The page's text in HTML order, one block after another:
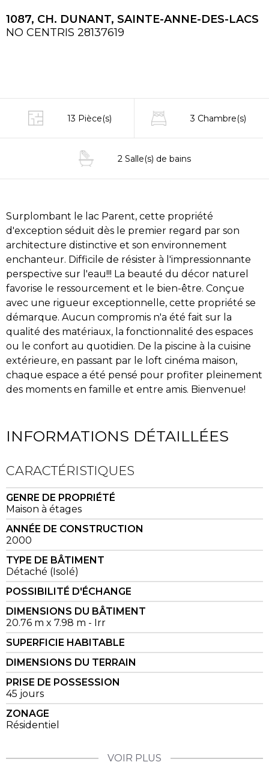
1087, CH. DUNANT, SAINTE-ANNE-DES-LACS
NO CENTRIS 28137619
13 Pièce(s) 3 Chambre(s)
2 Salle(s) de bains
Surplombant le lac Parent, cette propriété
d'exception séduit dès le premier regard par son
architecture distinctive et son environnement
enchanteur. Difficile de résister à l'impressionnante
perspective sur l'eau!!! La beauté du décor naturel
favorise le ressourcement et le bien-être. Conçue
avec une rigueur exceptionnelle, cette propriété se
démarque. Aucun compromis n'a été fait sur la
qualité des matériaux, la fonctionnalité des espaces
ou le confort au quotidien. De la piscine à la cuisine
extérieure, en passant par le loft cinéma maison,
chaque espace a été pensé pour profiter pleinement
des moments en famille et entre amis. Bienvenue!
INFORMATIONS DÉTAILLÉES
CARACTÉRISTIQUES
GENRE DE PROPRIÉTÉ
Maison à étages
ANNÉE DE CONSTRUCTION
2000
TYPE DE BÂTIMENT
Détaché (Isolé)
POSSIBILITÉ D'ÉCHANGE
DIMENSIONS DU BÂTIMENT
20.76 m x 7.98 m - Irr
SUPERFICIE HABITABLE
DIMENSIONS DU TERRAIN
PRISE DE POSSESSION
45 jours
ZONAGE
Résidentiel
VOIR PLUS